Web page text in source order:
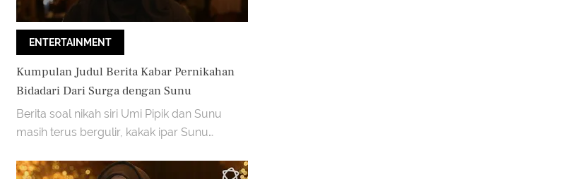
ENTERTAINMENT
Kumpulan Judul Berita Kabar Pernikahan
Bidadari Dari Surga dengan Sunu
Berita soal nikah siri Umi Pipik dan Sunu
masih terus bergulir, kakak ipar Sunu
tiga tahun silam.